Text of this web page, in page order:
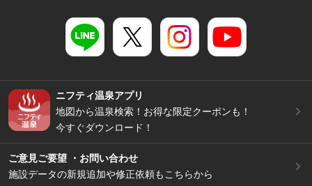
ニフティ温泉アプリ
地図から温泉検索！お得な限定クーポンも！
今すぐダウンロード！
ご意見ご要望 ・お問い合わせ
施設データの新規追加や修正依頼もこちらから